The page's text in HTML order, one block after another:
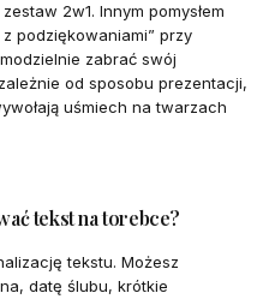
2w1. Innym pomysłem
podziękowaniami” przy
zabrać swój
od sposobu prezentacji,
uśmiech na twarzach
tekst na torebce?
tekstu. Możesz
datę ślubu, krótkie